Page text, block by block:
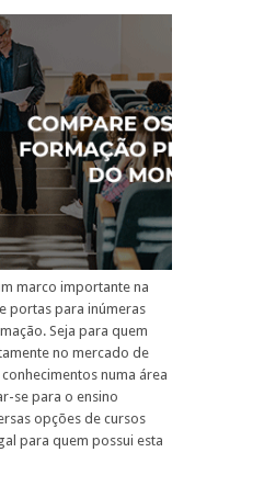
marco importante na
portas para inúmeras
Seja para quem
no mercado de
numa área
se para o ensino
opções de cursos
para quem possui esta